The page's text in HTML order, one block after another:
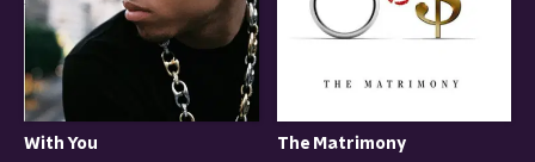
With You
The Matrimony